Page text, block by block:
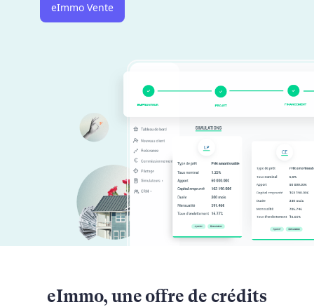
eImmo Vente
eImmo, une offre de crédits